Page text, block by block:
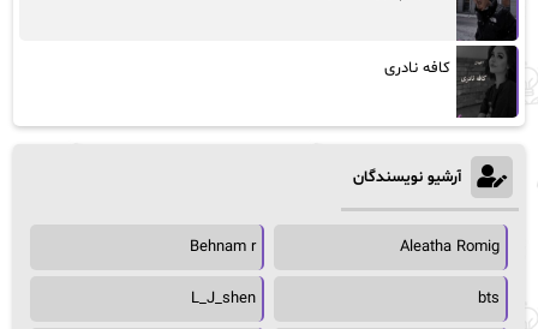
کافه نادری
آرشیو نویسندگان
Aleatha Romig
Behnam r
bts
L_J_shen